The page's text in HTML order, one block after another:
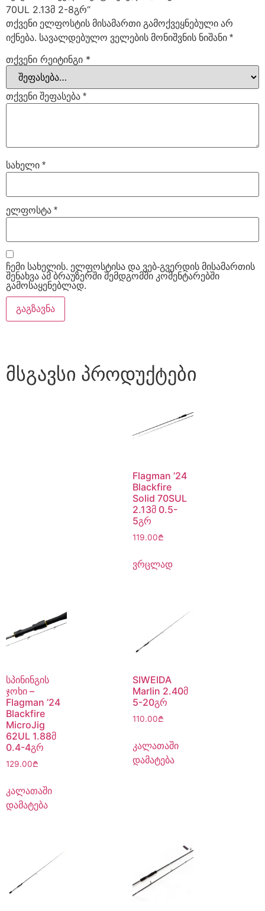
70UL 2.13მ 2-8გრ“
თქვენი ელფოსტის მისამართი გამოქვეყნებული არ
იქნება. სავალდებულო ველების მონიშვნის ნიშანი *
თქვენი რეიტინგი *
თქვენი შეფასება *
სახელი *
ელფოსტა *
ჩემი სახელის. ელფოსტისა და ვებ-გვერდის მისამართის
შენახვა ამ ბრაუზერში შემდგომში კომენტარებში
გამოსაყენებლად.
მსგავსი პროდუქტები
Flagman ’24
Blackfire
Solid 70SUL
2.13მ 0.5-
5გრ
119.00₾
ვრცლად
სპინინგის
ჯოხი –
Flagman ’24
Blackfire
MicroJig
62UL 1.88მ
0.4-4გრ
129.00₾
კალათაში
დამატება
SIWEIDA
Marlin 2.40მ
5-20გრ
110.00₾
კალათაში
დამატება